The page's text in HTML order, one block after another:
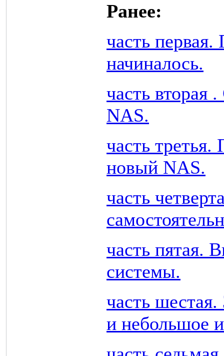
Ранее:
часть
начиналось.
часть вторая
NAS.
часть третья.
новый NAS.
часть
часть пятая.
системы.
часть
и небольшое